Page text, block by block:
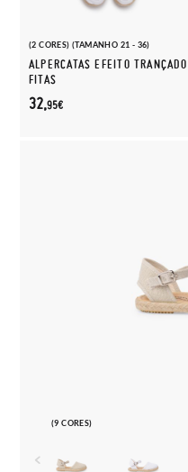
(2 CORES) (TAMANHO 21 - 36)
ALPERCATAS EFEITO TRANÇADO
FITAS
32,95€
(9 CORES)